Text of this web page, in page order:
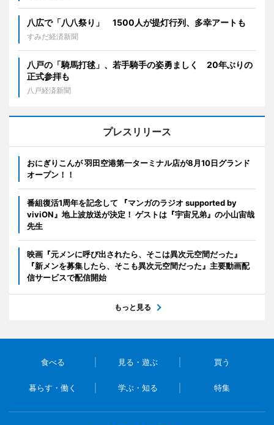
八広で「八八祭り」 1500人が提灯行列、多幸アートも
すみだ経済新聞
八戸の「騎馬打毬」、若手騎手の姿勇ましく 20年ぶりの
正式参拝も
八戸経済新聞
プレスリリース
おにぎりこんが 羽田空港第一ターミナル店が8月10日グランド
オープン！！
番組復活1周年を記念して 『マンガのラジオ supported by
viviON』地上波放送が決定！ ゲストは『宇宙兄弟』の小山宙哉
先生
映画『元メンに呼び出されたら、そこは異次元空間だった』
『新メンを募集したら、そこも異次元空間だった』主要動画配
信サービスで配信開始
もっと見る
食べる 見る・遊ぶ 買う
暮らす・働く 学ぶ・知る 特集